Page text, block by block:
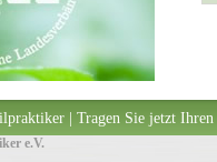
| Tragen Sie jetzt Ihren
e.V.